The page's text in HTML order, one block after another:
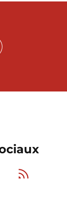
Github